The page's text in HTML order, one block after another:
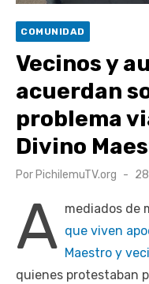
esterilización de
COMUNIDAD
Vecinos y
acuerdan
problema
Divino
Por PichilemuTV.org
A mediados de
que viven
Maestro y
quienes protestaban